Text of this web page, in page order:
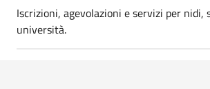
Iscrizioni, agevolazioni e servizi per nidi,
università.